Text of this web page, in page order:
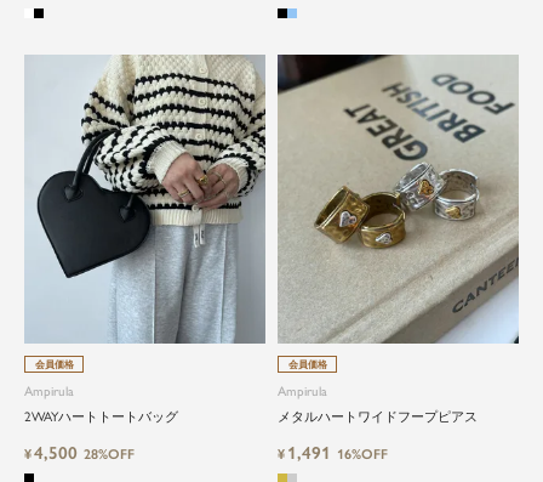
会員価格
Ampirula
2WAYハートトートバッグ
¥4,500 28%OFF
会員価格
Ampirula
メタルハートワイドフープピアス
¥ 1,491 16%OFF